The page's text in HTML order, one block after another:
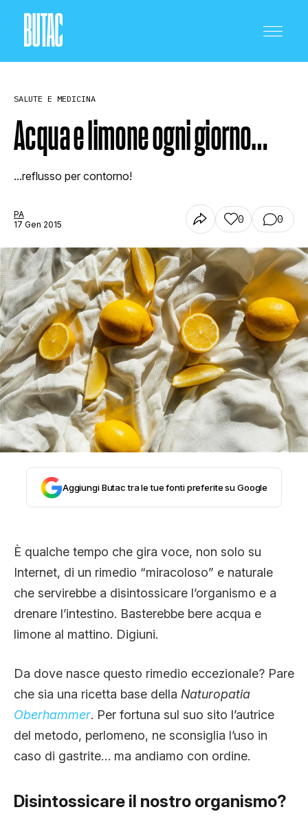
CRONACA E POLITICA
SCIENZA E TECNOLOGIA
SALUTE E MEDICINA
STORIA E CITAZIONI
INTRATTENIMENTO
COMPLOTTI, LEGGENDE URBANE ED
EVERGREEN
TRUFFE E SOCIAL NETWORK
CLIMA ED ENERGIA
CONTATTI
CHI SIAMO
SALUTE E MEDICINA
Acqua e limone ogni giorno…
...reflusso per contorno!
PA
17 Gen 2015
0 0
Aggiungi Butac tra le tue fonti preferite su Google
È qualche tempo che gira voce, non solo su
Internet, di un rimedio “miracoloso” e naturale
che servirebbe a disintossicare l’organismo e a
drenare l’intestino. Basterebbe bere acqua e
limone al mattino. Digiuni.
Da dove nasce questo rimedio eccezionale? Pare
che sia una ricetta base della Naturopatia
Oberhammer. Per fortuna sul suo sito l’autrice
del metodo, perlomeno, ne sconsiglia l’uso in
caso di gastrite… ma andiamo con ordine.
Disintossicare il nostro organismo?